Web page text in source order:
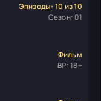
Эпизоды: 10 из 10
Сезон: 01
Фильм
ВР: 18+